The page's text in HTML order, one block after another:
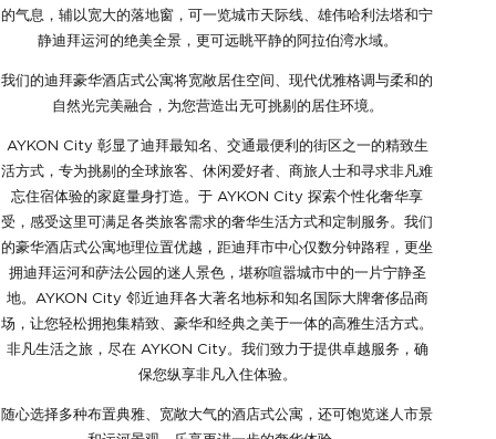
的气息，辅以宽大的落地窗，可一览城市天际线、雄伟哈利法塔和宁
静迪拜运河的绝美全景，更可远眺平静的阿拉伯湾水域。
我们的迪拜豪华酒店式公寓将宽敞居住空间、现代优雅格调与柔和的
自然光完美融合，为您营造出无可挑剔的居住环境。
AYKON City 彰显了迪拜最知名、交通最便利的街区之一的精致生
活方式，专为挑剔的全球旅客、休闲爱好者、商旅人士和寻求非凡难
忘住宿体验的家庭量身打造。于 AYKON City 探索个性化奢华享
受，感受这里可满足各类旅客需求的奢华生活方式和定制服务。我们
的豪华酒店式公寓地理位置优越，距迪拜市中心仅数分钟路程，更坐
拥迪拜运河和萨法公园的迷人景色，堪称喧嚣城市中的一片宁静圣
地。AYKON City 邻近迪拜各大著名地标和知名国际大牌奢侈品商
场，让您轻松拥抱集精致、豪华和经典之美于一体的高雅生活方式。
非凡生活之旅，尽在 AYKON City。我们致力于提供卓越服务，确
保您纵享非凡入住体验。
随心选择多种布置典雅、宽敞大气的酒店式公寓，还可饱览迷人市景